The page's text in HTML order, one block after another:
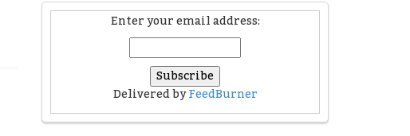
Enter your email address:
Delivered byFeedBurner